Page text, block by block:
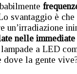
svantaggio è
un’irradiazione
nelle
a LED
dove la gente